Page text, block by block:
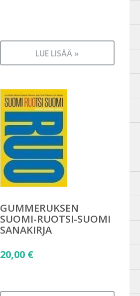
LUE LISÄÄ »
GUMMERUKSEN
SUOMI-RUOTSI-SUOMI
SANAKIRJA
20,00 €